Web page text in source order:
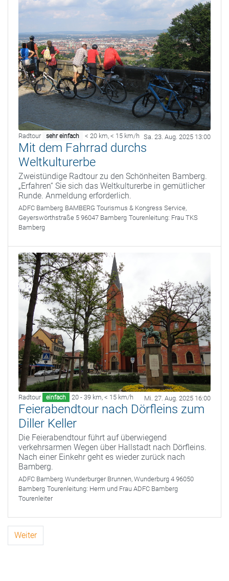
Radtour sehr einfach < 20 km, < 15 km/h Sa. 23. Aug. 2025 13:00
Mit dem Fahrrad durchs
Weltkulturerbe
Zweistündige Radtour zu den Schönheiten Bamberg.
„Erfahren“ Sie sich das Weltkulturerbe in gemütlicher
Runde. Anmeldung erforderlich.
ADFC Bamberg BAMBERG Tourismus & Kongress Service,
Geyerswörthstraße 5 96047 Bamberg Tourenleitung: Frau TKS
Bamberg
Radtour einfach 20 - 39 km, < 15 km/h Mi. 27. Aug. 2025 16:00
Feierabendtour nach Dörfleins zum
Diller Keller
Die Feierabendtour führt auf überwiegend
verkehrsarmen Wegen über Hallstadt nach Dörfleins.
Nach einer Einkehr geht es wieder zurück nach
Bamberg.
ADFC Bamberg Wunderburger Brunnen, Wunderburg 4 96050
Bamberg Tourenleitung: Herrn und Frau ADFC Bamberg
Tourenleiter
Weiter